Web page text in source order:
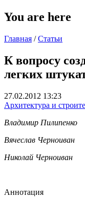
You are here
Главная / Статьи
К вопросу
легких
27.02.2012 13:23
Архитектура и
Владимир Пилипенко
Вячеслав Черноиван
Николай Черноиван
Аннотация